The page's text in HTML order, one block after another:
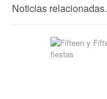
Noticias relacionadas.